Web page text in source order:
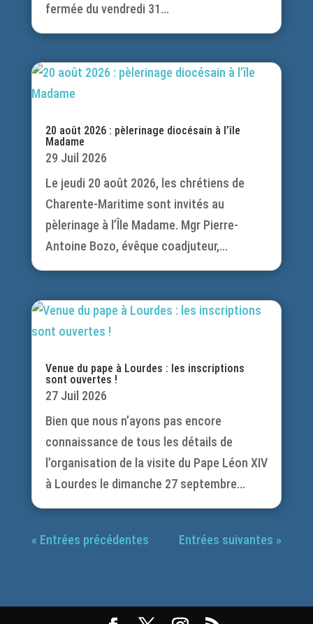
fermée du vendredi 31...
20 août 2026 : pèlerinage diocésain à l’île
Madame
29 Juil 2026
Le jeudi 20 août 2026, les chrétiens de
Charente-Maritime sont invités au
pèlerinage à l’Île Madame. Mgr Pierre-
Antoine Bozo, évêque coadjuteur,...
Venue du pape à Lourdes : les inscriptions
sont ouvertes !
27 Juil 2026
Bien que nous n’ayons pas encore
connaissance de tous les détails de
l’organisation de la visite du Pape Léon XIV
à Lourdes le dimanche 27 septembre...
« Entrées précédentes Entrées suivantes »